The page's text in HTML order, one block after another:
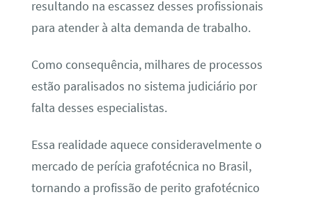
resultando na escassez desses profissionais
para atender à alta demanda de trabalho.
Como consequência, milhares de processos
estão paralisados no sistema judiciário por
falta desses especialistas.
Essa realidade aquece consideravelmente o
mercado de perícia grafotécnica no Brasil,
tornando a profissão de perito grafotécnico